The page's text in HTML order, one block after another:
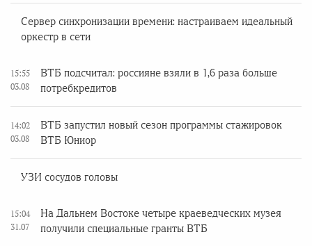
Сервер синхронизации времени: настраиваем идеальный
оркестр в сети
15:55
03.08
ВТБ подсчитал: россияне взяли в 1,6 раза больше
потребкредитов
14:02
03.08
ВТБ запустил новый сезон программы стажировок
ВТБ Юниор
УЗИ сосудов головы
15:04
31.07
На Дальнем Востоке четыре краеведческих музея
получили специальные гранты ВТБ